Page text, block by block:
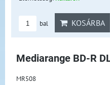
bal KOSÁRBA
Mediarange BD-R
MR508